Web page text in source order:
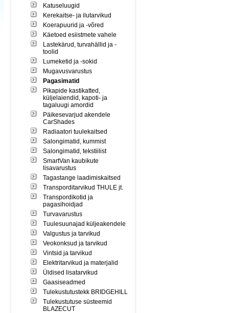
Katuseluugid
Kerekaitse- ja ilutarvikud
Koerapuurid ja -võred
Käetoed esiistmete vahele
Lastekärud, turvahällid ja -
toolid
Lumeketid ja -sokid
Mugavusvarustus
Pagasimatid
Pikapide kastikatted,
küljelaiendid, kapoti- ja
tagaluugi amordid
Päikesevarjud akendele
CarShades
Radiaatori tuulekaitsed
Salongimatid, kummist
Salongimatid, tekstiilist
SmartVan kaubikute
lisavarustus
Tagastange laadimiskaitsed
Transporditarvikud THULE jt.
Transpordikotid ja
pagasihoidjad
Turvavarustus
Tuulesuunajad küljeakendele
Valgustus ja tarvikud
Veokonksud ja tarvikud
Vintsid ja tarvikud
Elektritarvikud ja materjalid
Üldised lisatarvikud
Gaasiseadmed
Tulekustutustekk BRIDGEHILL
Tulekustutuse süsteemid
BLAZECUT